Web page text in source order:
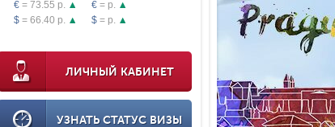
€ = 73.55 р.
$ = 66.40 р.
€ = р.
$ = р.
ЛИЧНЫЙ КАБИНЕТ
УЗНАТЬ СТАТУС ВИЗЫ